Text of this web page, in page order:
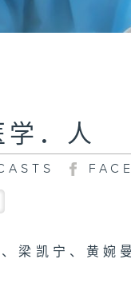
．人
凯宁、黄婉